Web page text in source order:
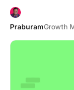
PraburamGrowth